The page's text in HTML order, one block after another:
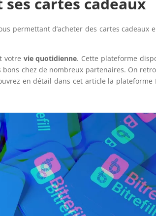
permettant d’acheter des cartes cadeaux
votre vie quotidienne. Cette plateforme
bons chez de nombreux partenaires. On
en détail dans cet article la